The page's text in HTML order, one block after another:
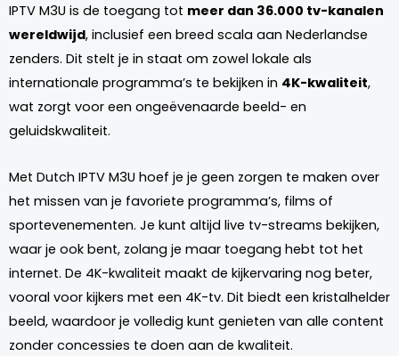
IPTV M3U is de toegang tot meer dan 36.000 tv-kanalen
wereldwijd, inclusief een breed scala aan Nederlandse
zenders. Dit stelt je in staat om zowel lokale als
internationale programma’s te bekijken in 4K-kwaliteit,
wat zorgt voor een ongeëvenaarde beeld- en
geluidskwaliteit.
Met Dutch IPTV M3U hoef je je geen zorgen te maken over
het missen van je favoriete programma’s, films of
sportevenementen. Je kunt altijd live tv-streams bekijken,
waar je ook bent, zolang je maar toegang hebt tot het
internet. De 4K-kwaliteit maakt de kijkervaring nog beter,
vooral voor kijkers met een 4K-tv. Dit biedt een kristalhelder
beeld, waardoor je volledig kunt genieten van alle content
zonder concessies te doen aan de kwaliteit.